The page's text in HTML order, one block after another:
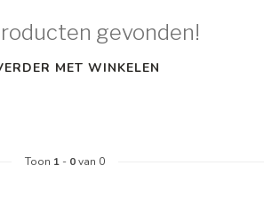
gevonden!
MET WINKELEN
Toon 1 - 0van 0